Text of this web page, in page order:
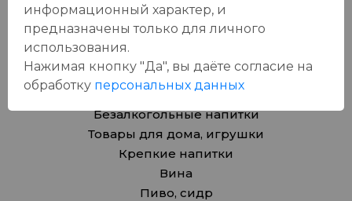
Продукты
Азия
Безалкогольные напитки
Товары для дома, игрушки
Крепкие напитки
Вина
Пиво, сидр
информационный характер, и
предназначены только для личного
использования.
Нажимая кнопку "Да", вы даёте cогласие на
обработку персональных данных